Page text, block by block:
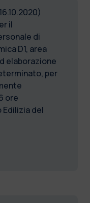
il
di
D1, area
elaborazione
per
ore
Edilizia del